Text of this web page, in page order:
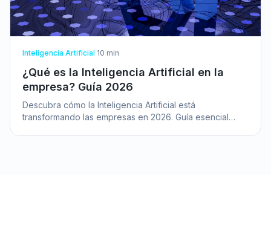
Inteligencia Artificial 10 min
¿Qué es la Inteligencia Artificial en la
empresa? Guía 2026
Descubra cómo la Inteligencia Artificial está
transformando las empresas en 2026. Guía esencial